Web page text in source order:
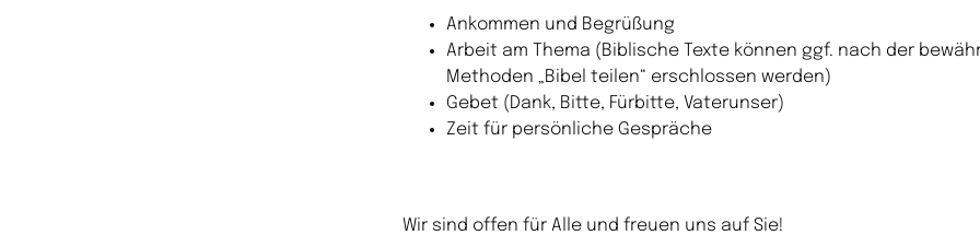
Ankommen und Begrüßung
Arbeit am Thema (Biblische Texte können ggf. nach der
Methoden „Bibel teilen“ erschlossen werden)
Gebet (Dank, Bitte, Fürbitte, Vaterunser)
Zeit für persönliche Gespräche
Wir sind offen für Alle und freuen uns auf Sie!